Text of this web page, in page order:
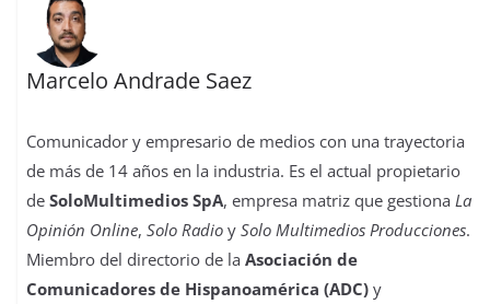
Marcelo Andrade Saez
Comunicador y empresario de medios con una trayectoria
de más de 14 años en la industria. Es el actual propietario
deSoloMultimedios SpA, empresa matriz que gestiona La
Opinión Online,Solo Radio ySolo Multimedios Producciones.
Miembro del directorio de laAsociación de
Comunicadores de Hispanoamérica (ADC) y